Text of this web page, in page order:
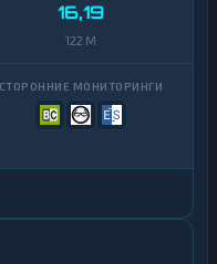
16,19
122 M